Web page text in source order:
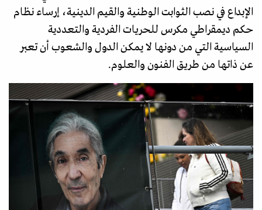
الإبداع في نصب الثوابت الوطنية والقيم الدينية، إرساء نظام
حكم ديمقراطي مكرس للحريات الفردية والتعددية
السياسية التي من دونها لا يمكن الدول والشعوب أن تعبر
عن ذاتها من طريق الفنون والعلوم.